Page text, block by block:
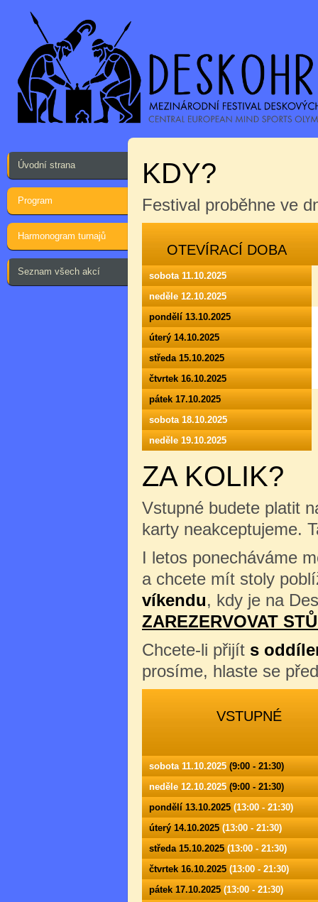
Úvodní strana
Program
Harmonogram turnajů
Seznam všech akcí
KDY?
Festival proběhne ve
OTEVÍRACÍ DOBA
sobota 11.10.2025
neděle 12.10.2025
pondělí 13.10.2025
úterý 14.10.2025
středa 15.10.2025
čtvrtek 16.10.2025
pátek 17.10.2025
sobota 18.10.2025
neděle 19.10.2025
ZA KOLIK?
Vstupné budete platit
karty neakceptujeme.
I letos ponecháváme
a chcete mít stoly
víkendu, kdy je na
ZAREZERVOVAT
Chcete-li přijít s
prosíme, hlaste se
VSTUPNÉ
sobota 11.10.2025 (9:00 - 21:30)
neděle 12.10.2025 (9:00 - 21:30)
pondělí 13.10.2025 (13:00 - 21:30)
úterý 14.10.2025 (13:00 - 21:30)
středa 15.10.2025 (13:00 - 21:30)
čtvrtek 16.10.2025 (13:00 - 21:30)
pátek 17.10.2025 (13:00 - 21:30)